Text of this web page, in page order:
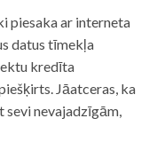
piesaka ar interneta
datus tīmekļa
kredīta
Jāatceras, ka
sevi nevajadzīgām,